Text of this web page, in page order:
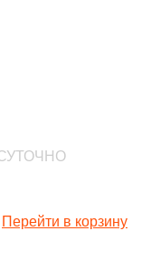
Перейти в корзину